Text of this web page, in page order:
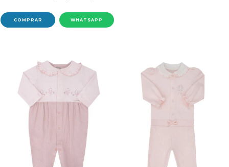
COMPRAR WHATSAPP